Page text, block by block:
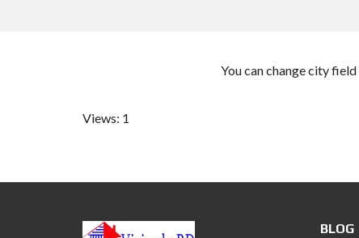
You can change city
Views: 1
BLOG